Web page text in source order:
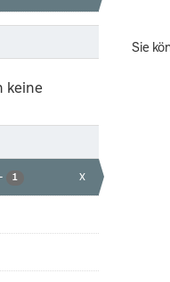
keine
1 x
Sie